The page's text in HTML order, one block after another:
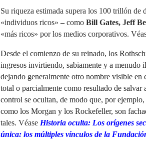
Su riqueza estimada supera los 100 trillón de
«individuos ricos»– como Bill Gates, Jeff
«más ricos» por los medios corporativos.
Desde el comienzo de su reinado, los
ingresos invirtiendo, sabiamente y a menudo
dejando generalmente otro nombre visible
total o parcialmente como resultado de
control se ocultan, de modo que, por
como los Morgan y los Rockefeller, son
tales. Véase Historia oculta: Los orígenes
única: los múltiples vínculos de la